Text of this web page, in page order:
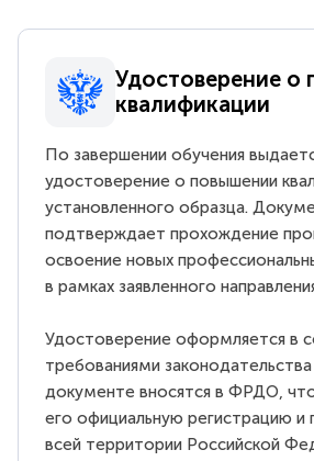
Удостоверение о
квалификации
По завершении обучения
удостоверение о повышении
установленного образца.
подтверждает прохождение
освоение новых
в рамках заявленного
Удостоверение оформляется в
требованиями
документе вносятся в ФРДО,
его официальную регистрацию и
всей территории Российской